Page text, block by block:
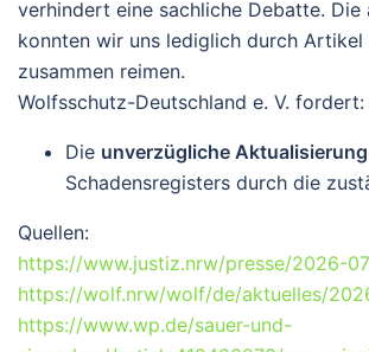
verhindert eine sachliche Debatte. Die
konnten wir uns lediglich durch Artikel
zusammen reimen.
Wolfsschutz-Deutschland e. V. fordert:
Die unverzügliche Aktualisierung
Schadensregisters durch die
Quellen:
https://www.justiz.nrw/presse/2026-
https://wolf.nrw/wolf/de/aktuelles/
https://www.wp.de/sauer-und-